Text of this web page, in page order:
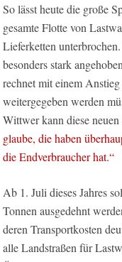
So lässt heute die große
gesamte Flotte von
Lieferketten
besonders stark
rechnet mit einem
weitergegeben werden
Wittwer kann diese
glaube, die haben
die Endverbraucher hat.“
Ab 1. Juli dieses Jahres
Tonnen ausgedehnt
deren Transportkosten
alle Landstraßen für